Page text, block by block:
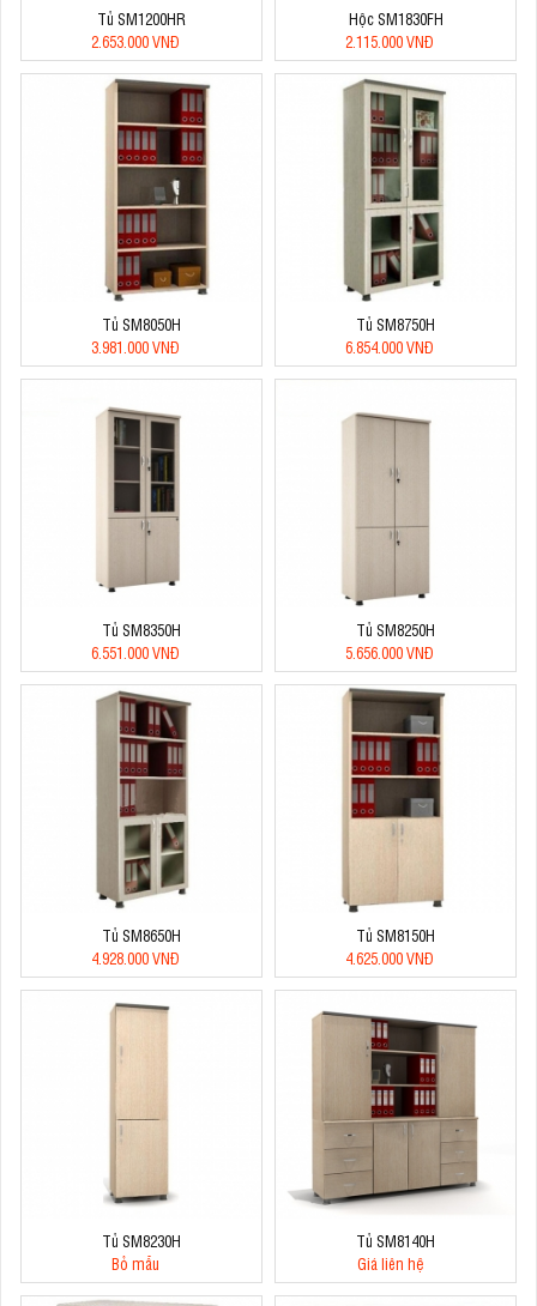
Tủ SM1200HR
2.653.000 VNĐ
Hộc SM1830FH
2.115.000 VNĐ
Tủ SM8050H
3.981.000 VNĐ
Tủ SM8750H
6.854.000 VNĐ
Tủ SM8350H
6.551.000 VNĐ
Tủ SM8250H
5.656.000 VNĐ
Tủ SM8650H
4.928.000 VNĐ
Tủ SM8150H
4.625.000 VNĐ
Tủ SM8230H
Bỏ mẫu
Tủ SM8140H
Giá liên hệ